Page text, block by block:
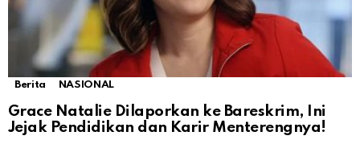
Berita NASIONAL
Grace Natalie Dilaporkan ke Bareskrim, Ini
Jejak Pendidikan dan Karir Menterengnya!